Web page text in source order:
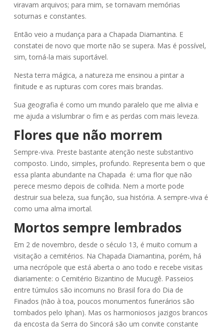
viravam arquivos; para mim, se tornavam memórias
soturnas e constantes.
Então veio a mudança para a Chapada Diamantina. E
constatei de novo que morte não se supera. Mas é possível,
sim, torná-la mais suportável.
Nesta terra mágica, a natureza me ensinou a pintar a
finitude e as rupturas com cores mais brandas.
Sua geografia é como um mundo paralelo que me alivia e
me ajuda a vislumbrar o fim e as perdas com mais leveza.
Flores que não morrem
Sempre-viva. Preste bastante atenção neste substantivo
composto. Lindo, simples, profundo. Representa bem o que
essa planta abundante na Chapada é: uma flor que não
perece mesmo depois de colhida. Nem a morte pode
destruir sua beleza, sua função, sua história. A sempre-viva é
como uma alma imortal.
Mortos sempre lembrados
Em 2 de novembro, desde o século 13, é muito comum a
visitação a cemitérios. Na Chapada Diamantina, porém, há
uma necrópole que está aberta o ano todo e recebe visitas
diariamente: o Cemitério Bizantino de Mucugê. Passeios
entre túmulos são incomuns no Brasil fora do Dia de
Finados (não à toa, poucos monumentos funerários são
tombados pelo Iphan). Mas os harmoniosos jazigos brancos
da encosta da Serra do Sincorá são um convite constante